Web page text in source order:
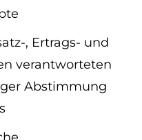
, Ertrags- und
verantworteten
Abstimmung